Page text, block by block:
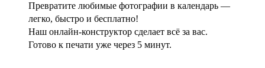
Превратите любимые фотографии в календарь —
легко, быстро и бесплатно!
Наш онлайн-конструктор сделает всё за вас.
Готово к печати уже через 5 минут.